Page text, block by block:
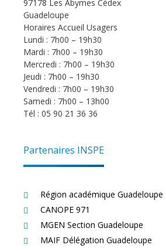
97178 Les Abymes Cédex
Guadeloupe
Horaires Accueil Usagers
Lundi : 7h00 – 19h30
Mardi : 7h00 – 19h30
Mercredi : 7h00 – 19h30
Jeudi : 7h00 – 19h30
Vendredi : 7h00 – 19h30
Samedi : 7h00 – 13h00
Tél : 05 90 21 36 36
Partenaires INSPE
Région académique Guadeloupe
CANOPE 971
MGEN Section Guadeloupe
MAIF Délégation Guadeloupe